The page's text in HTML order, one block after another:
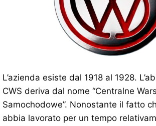
L’azienda esiste dal 1918 al 1928.
CWS deriva dal nome “Centralne
Samochodowe”. Nonostante il fatto
abbia lavorato per un tempo